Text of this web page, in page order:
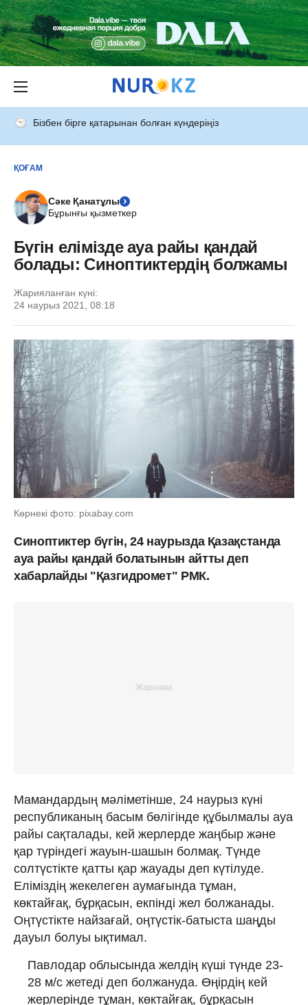
Бізбен бірге қатарынан болған күндеріңіз
ҚОҒАМ
Сәке Қанатұлы
Бұрынғы қызметкер
Бүгін елімізде ауа райы қандай
болады: Синоптиктердің болжамы
Жарияланған күні:
24 наурыз 2021, 08:18
Көрнекі фото: pixabay.com
Синоптиктер бүгін, 24 наурызда Қазақстанда
ауа райы қандай болатынын айтты деп
хабарлайды "Қазгидромет" РМК.
Мамандардың мәліметінше, 24 наурыз күні
республиканың басым бөлігінде құбылмалы ауа
райы сақталады, кей жерлерде жаңбыр және
қар түріндегі жауын-шашын болмақ. Түнде
солтүстікте қатты қар жауады деп күтілуде.
Еліміздің жекелеген аумағында тұман,
көктайғақ, бұрқасын, екпінді жел болжанады.
Оңтүстікте найзағай, оңтүстік-батыста шаңды
дауыл болуы ықтимал.
Павлодар облысында желдің күші түнде 23-
28 м/с жетеді деп болжануда. Өңірдің кей
жерлерінде тұман, көктайғақ, бұрқасын